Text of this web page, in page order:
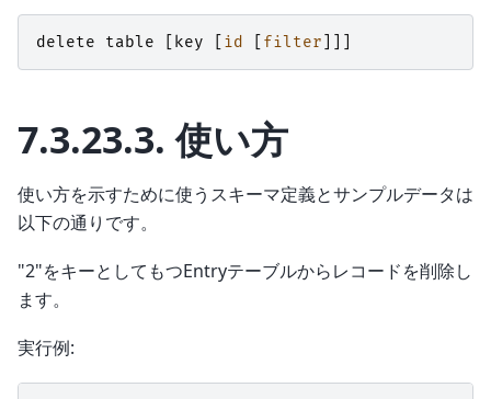
delete table key id filter
7.3.23.3.使い方
使い方を示すために使うスキーマ定義とサンプルデータは
以下の通りです。
"2"をキーとしてもつEntryテーブルからレコードを削除し
ます。
実行例: